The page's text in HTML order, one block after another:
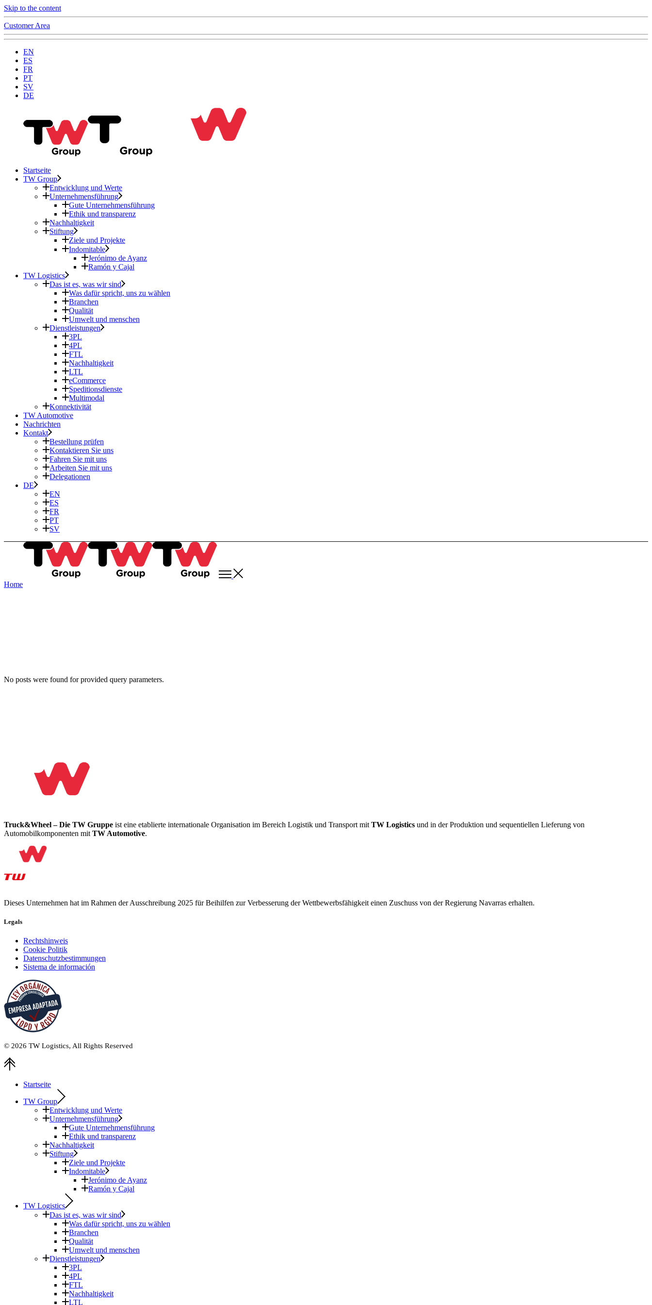
Skip to the content
Customer Area
EN
ES
FR
PT
SV
DE
Startseite
TW Group
Entwicklung und Werte
Unternehmensführung
Gute Unternehmensführung
Ethik und transparenz
Nachhaltigkeit
Stiftung
Ziele und Projekte
Indomitable
Jerónimo de Ayanz
Ramón y Cajal
TW Logistics
Das ist es, was wir sind
Was dafür spricht, uns zu wählen
Branchen
Qualität
Umwelt und menschen
Dienstleistungen
3PL
4PL
FTL
Nachhaltigkeit
LTL
eCommerce
Speditionsdienste
Multimodal
Konnektivität
TW Automotive
Nachrichten
Kontakt
Bestellung prüfen
Kontaktieren Sie uns
Fahren Sie mit uns
Arbeiten Sie mit uns
Delegationen
DE
EN
ES
FR
PT
SV
Home
No posts were found for provided query parameters.
Truck&Wheel – Die TW Gruppe ist eine etablierte internationale Organisation im Bereich Logistik und Transport mit TW Logistics und in der Produktion und sequentiellen Lieferung von
Automobilkomponenten mit TW Automotive.
Dieses Unternehmen hat im Rahmen der Ausschreibung 2025 für Beihilfen zur Verbesserung der Wettbewerbsfähigkeit einen Zuschuss von der Regierung Navarras erhalten.
Legals
Rechtshinweis
Cookie Politik
Datenschutzbestimmungen
Sistema de información
© 2026 TW Logistics, All Rights Reserved
Startseite
TW Group
Entwicklung und Werte
Unternehmensführung
Gute Unternehmensführung
Ethik und transparenz
Nachhaltigkeit
Stiftung
Ziele und Projekte
Indomitable
Jerónimo de Ayanz
Ramón y Cajal
TW Logistics
Das ist es, was wir sind
Was dafür spricht, uns zu wählen
Branchen
Qualität
Umwelt und menschen
Dienstleistungen
3PL
4PL
FTL
Nachhaltigkeit
LTL